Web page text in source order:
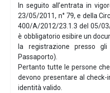
In seguito all’entrata in
23/05/2011, n° 79, e della
400/A/2012/23.1.3 del 05/
è obbligatorio esibire un
la registrazione presso
Passaporto).
Pertanto tutte le persone
devono presentare al
identità valido.